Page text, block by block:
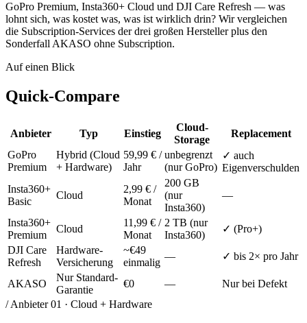
GoPro Premium, Insta360+ Cloud und DJI Care Refresh — was
lohnt sich, was kostet was, was ist wirklich drin? Wir vergleichen
die Subscription-Services der drei großen Hersteller plus den
Sonderfall AKASO ohne Subscription.
Auf einen Blick
Quick-Compare
Anbieter Typ Einstieg
Cloud-
Storage
Replacement
GoPro
Premium
Hybrid (Cloud
+ Hardware)
59,99 € /
Jahr
unbegrenzt
(nur GoPro)
✓ auch
Eigenverschulden
Insta360+
Basic
Cloud
2,99 € /
Monat
200 GB
(nur
Insta360)
—
Insta360+
Premium
Cloud
11,99 € /
Monat
2 TB (nur
Insta360)
✓ (Pro+)
DJI Care
Refresh
Hardware-
Versicherung
~€49
einmalig
— ✓ bis 2× pro Jahr
AKASO
Nur Standard-
Garantie
€0 —
Nur bei Defekt
/ Anbieter01 · Cloud + Hardware